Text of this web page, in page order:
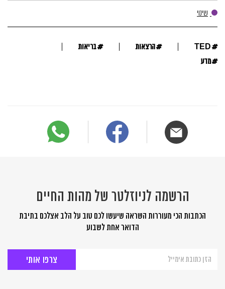
שינוי
#
TED
#הרצאות #בריאות
#מדע
הרשמה לניוזלטר של מהות החיים
הכתבות הכי מעוררות השראה שיעשו לכם טוב על הלב אצלכם בתיבת
הדואר אחת לשבוע
לניוזלטר